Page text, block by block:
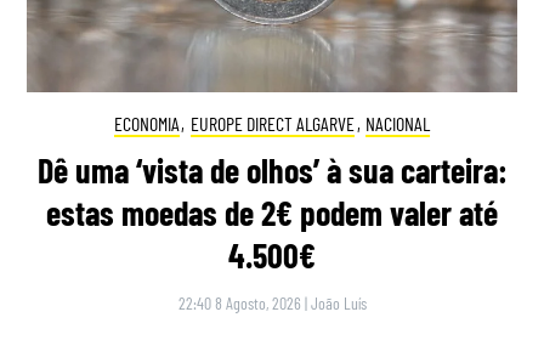
ECONOMIA, EUROPE DIRECT ALGARVE, NACIONAL
Dê uma ‘vista de olhos’ à sua carteira:
estas moedas de 2€ podem valer até
4.500€
22:40 8 Agosto, 2026 |João Luís